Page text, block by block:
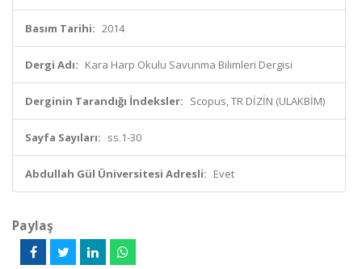
Basım Tarihi: 2014
Dergi Adı: Kara Harp Okulu Savunma Bilimleri Dergisi
Derginin Tarandığı İndeksler: Scopus, TR DİZİN (ULAKBİM)
Sayfa Sayıları: ss.1-30
Abdullah Gül Üniversitesi Adresli: Evet
Paylaş